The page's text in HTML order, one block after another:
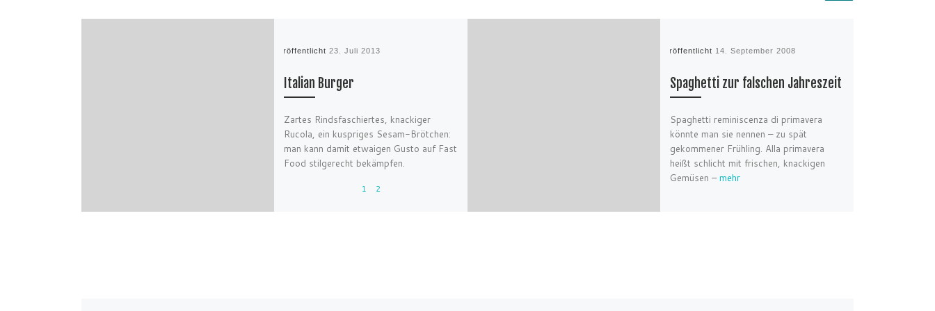
Veröffentlicht 23. Juli 2013
Italian Burger
Zartes Rindsfaschiertes, knackiger
Rucola, ein kuspriges Sesam-Brötchen:
man kann damit etwaigen Gusto auf Fast
Food stilgerecht bekämpfen.
1 2
Veröffentlicht 14. September 2008
Spaghetti zur falschen Jahreszeit
Spaghetti reminiscenza di primavera
könnte man sie nennen – zu spät
gekommener Frühling. Alla primavera
heißt schlicht mit frischen, knackigen
Gemüsen –mehr